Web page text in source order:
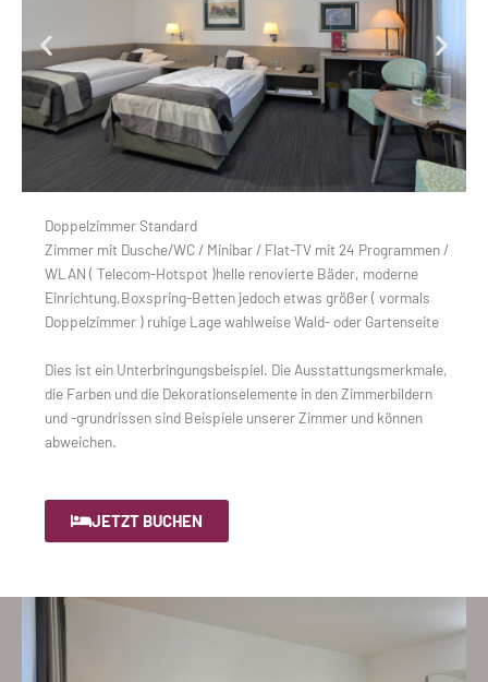
Doppelzimmer Standard
Zimmer mit Dusche/WC / Minibar / Flat-TV mit 24 Programmen /
WLAN ( Telecom-Hotspot )helle renovierte Bäder, moderne
Einrichtung,Boxspring-Betten jedoch etwas größer ( vormals
Doppelzimmer ) ruhige Lage wahlweise Wald- oder Gartenseite
Dies ist ein Unterbringungsbeispiel. Die Ausstattungsmerkmale,
die Farben und die Dekorationselemente in den Zimmerbildern
und -grundrissen sind Beispiele unserer Zimmer und können
abweichen.
JETZT BUCHEN